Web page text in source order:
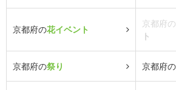
京都府の花イベント
京都府の
ト
京都府の祭り 京都府の